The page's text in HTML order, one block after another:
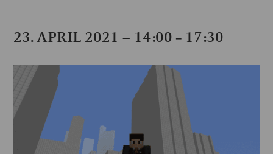
23. APRIL 2021 – 14:00 – 17:30